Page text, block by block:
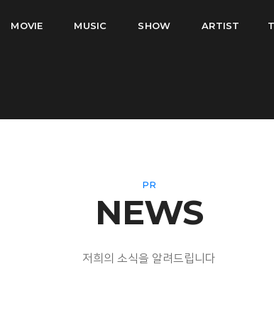
MOVIE MUSIC SHOW ARTIST
PR
NEWS
저희의 소식을 알려드립니다